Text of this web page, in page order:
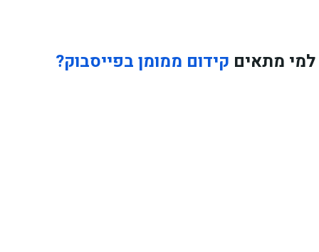
מתאיםקידום ממומן בפייסבוק?